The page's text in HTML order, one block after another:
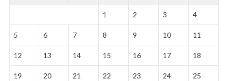
1 2 3 4
5 6 7 8 9 10 11
12 13 14 15 16 17 18
19 20 21 22 23 24 25